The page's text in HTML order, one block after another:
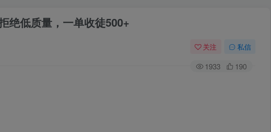
绝低质量，一单收徒500+
关注 私信
1933 190